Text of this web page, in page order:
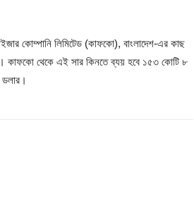
কোম্পানি লিমিটেড (কাফকো), বাংলাদেশ-এর কাছ
কাফকো থেকে এই সার কিনতে ব্যয় হবে ১৫৩ কোটি ৮